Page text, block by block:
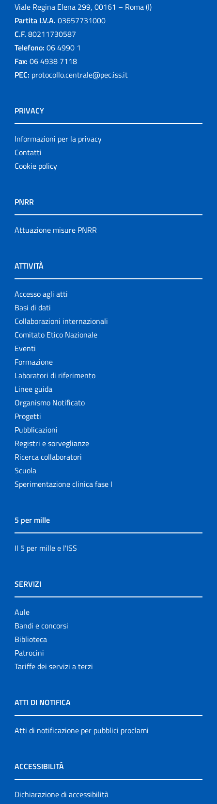
Viale Regina Elena 299, 00161 – Roma (I)
Partita I.V.A. 03657731000
C.F. 80211730587
Telefono: 06 4990 1
Fax: 06 4938 7118
PEC: protocollo.centrale@pec.iss.it
PRIVACY
Informazioni per la privacy
Contatti
Cookie policy
PNRR
Attuazione misure PNRR
ATTIVITÀ
Accesso agli atti
Basi di dati
Collaborazioni internazionali
Comitato Etico Nazionale
Eventi
Formazione
Laboratori di riferimento
Linee guida
Organismo Notificato
Progetti
Pubblicazioni
Registri e sorveglianze
Ricerca collaboratori
Scuola
Sperimentazione clinica fase I
5 per mille
Il 5 per mille e l'ISS
SERVIZI
Aule
Bandi e concorsi
Biblioteca
Patrocini
Tariffe dei servizi a terzi
ATTI DI NOTIFICA
Atti di notificazione per pubblici proclami
ACCESSIBILITÀ
Dichiarazione di accessibilità